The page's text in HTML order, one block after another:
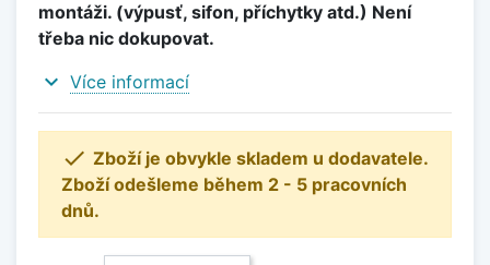
montáži. (výpusť, sifon, příchytky atd.) Není
třeba nic dokupovat.
expand_more Více informací
 Zboží je obvykle skladem u dodavatele.
Zboží odešleme během 2 - 5 pracovních
dnů.